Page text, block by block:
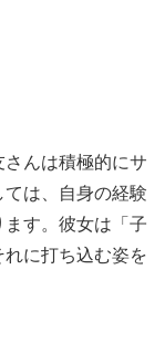
んは積極的にサ
は、自身の経験
す。彼女は「子
に打ち込む姿を